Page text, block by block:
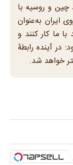
و روسیه با
ایران به‌عنوان
ما کار کنند و
در آینده رابطۀ
خواهد شد.